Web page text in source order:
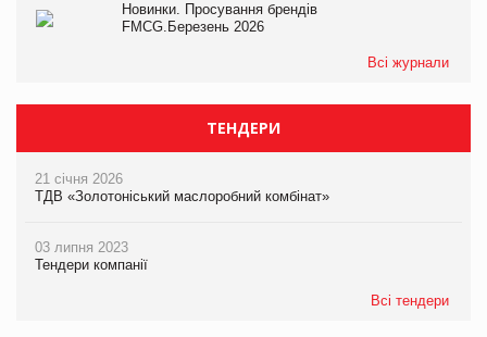
Новинки. Просування брендів
FMCG.Березень 2026
Всі журнали
ТЕНДЕРИ
21 січня 2026
ТДВ «Золотоніський маслоробний комбінат»
03 липня 2023
Тендери компанії
Всі тендери